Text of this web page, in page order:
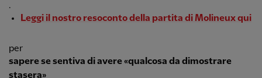
.
Leggi il nostro resoconto della partita di Molineux qui
per
sapere se sentiva di avere «qualcosa da dimostrare
stasera»